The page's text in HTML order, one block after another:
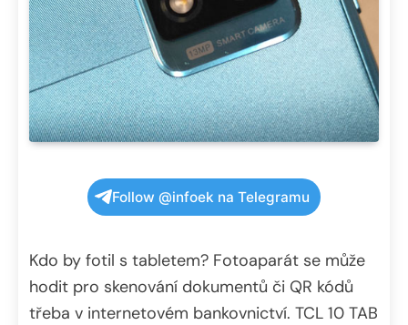
Follow @infoek na Telegramu
Kdo by fotil s tabletem? Fotoaparát se může
hodit pro skenování dokumentů či QR kódů
třeba v internetovém bankovnictví. TCL 10 TAB